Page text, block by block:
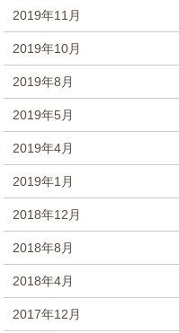
2019年11月
2019年10月
2019年8月
2019年5月
2019年4月
2019年1月
2018年12月
2018年8月
2018年4月
2017年12月